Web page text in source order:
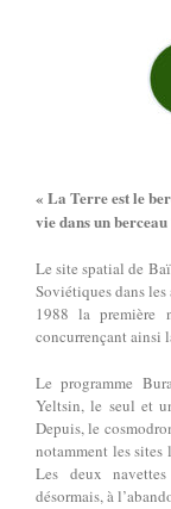
« La Terre est le
vie dans un
Le site spatial de
Soviétiques dans
1988 la première
concurrençant ainsi
Le programme
Yeltsin, le seul et
Depuis, le
notamment les
Les deux
désormais, à